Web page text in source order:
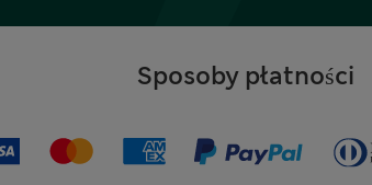
Sposoby płatności